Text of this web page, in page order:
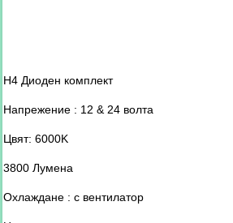
H4 Диоден комплект
Напрежение : 12 & 24 волта
Цвят: 6000K
3800 Лумена
Охлаждане : с вентилатор